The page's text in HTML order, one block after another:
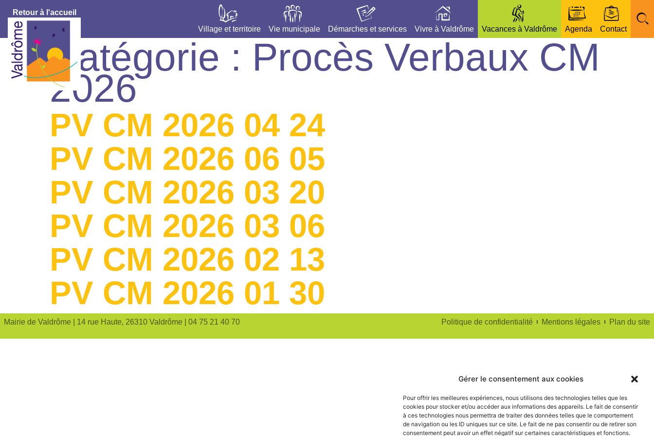
Gérer le consentement aux cookies
Pour offrir les meilleures expériences, nous utilisons des technologies telles que les
cookies pour stocker et/ou accéder aux informations des appareils. Le fait de consentir
à ces technologies nous permettra de traiter des données telles que le comportement
de navigation ou les ID uniques sur ce site. Le fait de ne pas consentir ou de retirer son
consentement peut avoir un effet négatif sur certaines caractéristiques et fonctions.
Retour à l'accueil
Village et territoire
Vie municipale Démarches et services Vivre à Valdrôme Vacances à Valdrôme Agenda Contact
Catégorie : Procès Verbaux CM
2026
PV CM 2026 04 24
PV CM 2026 06 05
PV CM 2026 03 20
PV CM 2026 03 06
PV CM 2026 02 13
PV CM 2026 01 30
Mairie de Valdrôme | 14 rue Haute, 26310 Valdrôme | 04 75 21 40 70 Politique de confidentialité Mentions légales Plan du site